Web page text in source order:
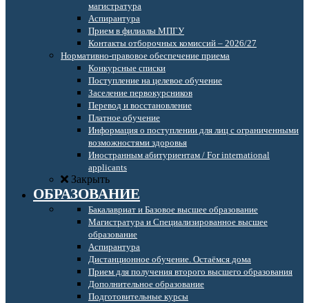
магистратура
Аспирантура
Прием в филиалы МПГУ
Контакты отборочных комиссий – 2026/27
Нормативно-правовое обеспечение приема
Конкурсные списки
Поступление на целевое обучение
Заселение первокурсников
Перевод и восстановление
Платное обучение
Информация о поступлении для лиц с ограниченными
возможностями здоровья
Иностранным абитуриентам / For international
applicants
Закрыть
ОБРАЗОВАНИЕ
Бакалавриат и Базовое высшее образование
Магистратура и Специализированное высшее
образование
Аспирантура
Дистанционное обучение. Остаёмся дома
Прием для получения второго высшего образования
Дополнительное образование
Подготовительные курсы